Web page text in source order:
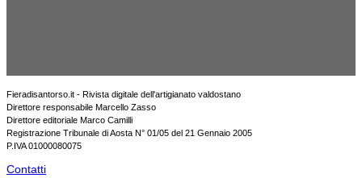
Fieradisantorso.it - Rivista digitale dell'artigianato valdostano
Direttore responsabile Marcello Zasso
Direttore editoriale Marco Camilli
Registrazione Tribunale di Aosta N° 01/05 del 21 Gennaio 2005
P.IVA 01000080075
Contatti